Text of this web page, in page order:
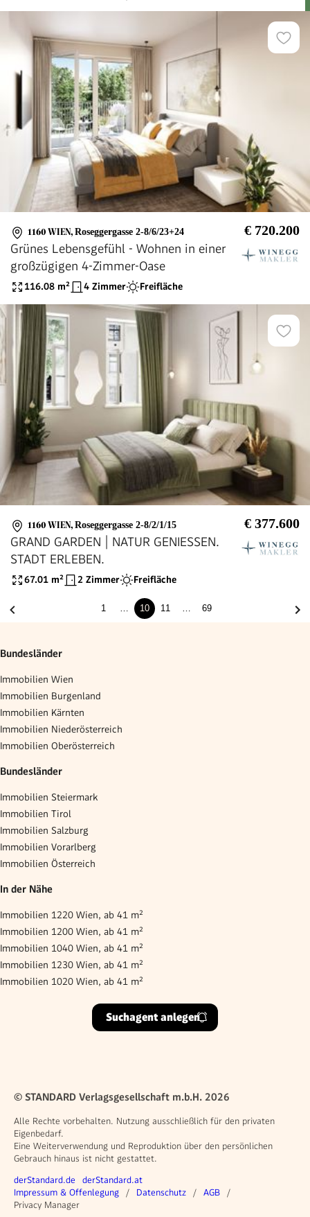
1160 WIEN, Roseggergasse 2-8/6/23+24 € 720.200
Grünes Lebensgefühl - Wohnen in einer
großzügigen 4-Zimmer-Oase
116.08 m² 4 Zimmer Freifläche
1160 WIEN, Roseggergasse 2-8/2/1/15 € 377.600
GRAND GARDEN | NATUR GENIESSEN.
STADT ERLEBEN.
67.01 m² 2 Zimmer Freifläche
1 10 11 69
Bundesländer
Immobilien Wien
Immobilien Burgenland
Immobilien Kärnten
Immobilien Niederösterreich
Immobilien Oberösterreich
Bundesländer
Immobilien Steiermark
Immobilien Tirol
Immobilien Salzburg
Immobilien Vorarlberg
Immobilien Österreich
In der Nähe
Immobilien 1220 Wien, ab 41 m²
Immobilien 1200 Wien, ab 41 m²
Immobilien 1040 Wien, ab 41 m²
Immobilien 1230 Wien, ab 41 m²
Immobilien 1020 Wien, ab 41 m²
Suchagent anlegen
© STANDARD Verlagsgesellschaft m.b.H. 2026
Alle Rechte vorbehalten. Nutzung ausschließlich für den privaten
Eigenbedarf.
Eine Weiterverwendung und Reproduktion über den persönlichen
Gebrauch hinaus ist nicht gestattet.
Weitere Angebote
derStandard.de derStandard.at
Rechtliches
Impressum & Offenlegung Datenschutz
AGB
Privacy Manager